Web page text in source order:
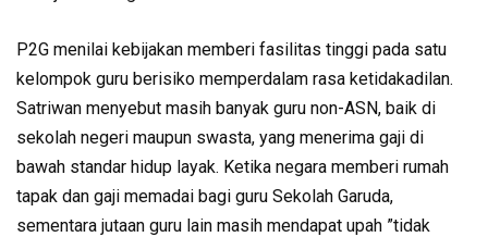
P2G menilai kebijakan memberi fasilitas tinggi pada satu
kelompok guru berisiko memperdalam rasa ketidakadilan.
Satriwan menyebut masih banyak guru non-ASN, baik di
sekolah negeri maupun swasta, yang menerima gaji di
bawah standar hidup layak. Ketika negara memberi rumah
tapak dan gaji memadai bagi guru Sekolah Garuda,
sementara jutaan guru lain masih mendapat upah ”tidak